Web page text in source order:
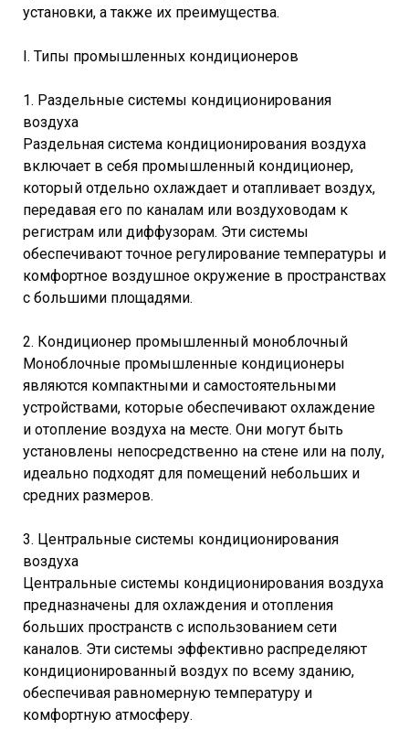
установки, а также их преимущества.
I. Типы промышленных кондиционеров
1. Раздельные системы кондиционирования
воздуха
Раздельная система кондиционирования воздуха
включает в себя промышленный кондиционер,
который отдельно охлаждает и отапливает воздух,
передавая его по каналам или воздуховодам к
регистрам или диффузорам. Эти системы
обеспечивают точное регулирование температуры и
комфортное воздушное окружение в пространствах
с большими площадями.
2. Кондиционер промышленный моноблочный
Моноблочные промышленные кондиционеры
являются компактными и самостоятельными
устройствами, которые обеспечивают охлаждение
и отопление воздуха на месте. Они могут быть
установлены непосредственно на стене или на полу,
идеально подходят для помещений небольших и
средних размеров.
3. Центральные системы кондиционирования
воздуха
Центральные системы кондиционирования воздуха
предназначены для охлаждения и отопления
больших пространств с использованием сети
каналов. Эти системы эффективно распределяют
кондиционированный воздух по всему зданию,
обеспечивая равномерную температуру и
комфортную атмосферу.